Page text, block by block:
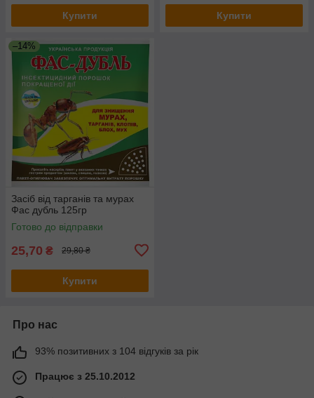
Купити Купити
–14%
Засіб від тарганів та мурах
Фас дубль 125гр
Готово до відправки
25,70 ₴ 29,80 ₴
Купити
Про нас
93% позитивних з 104 відгуків за рік
Працює з 25.10.2012